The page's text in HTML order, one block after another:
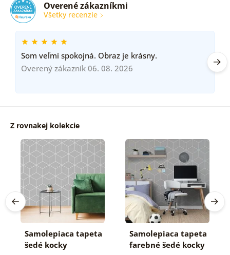
Overené zákazníkmi
Všetky recenzie
Som veľmi spokojná. Obraz je krásny.
Overený zákazník 06. 08. 2026
Z rovnakej kolekcie
Samolepiaca tapeta
šedé kocky
Samolepiaca tapeta
farebné šedé kocky